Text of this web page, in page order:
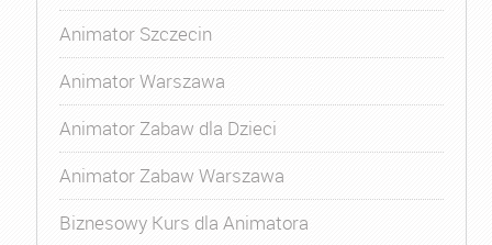
Animator Szczecin
Animator Warszawa
Animator Zabaw dla Dzieci
Animator Zabaw Warszawa
Biznesowy Kurs dla Animatora